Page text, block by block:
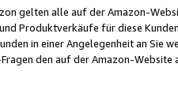
gelten alle auf der Amazon-
Produktverkäufe für diese
in einer Angelegenheit an Sie
den auf der Amazon-Website